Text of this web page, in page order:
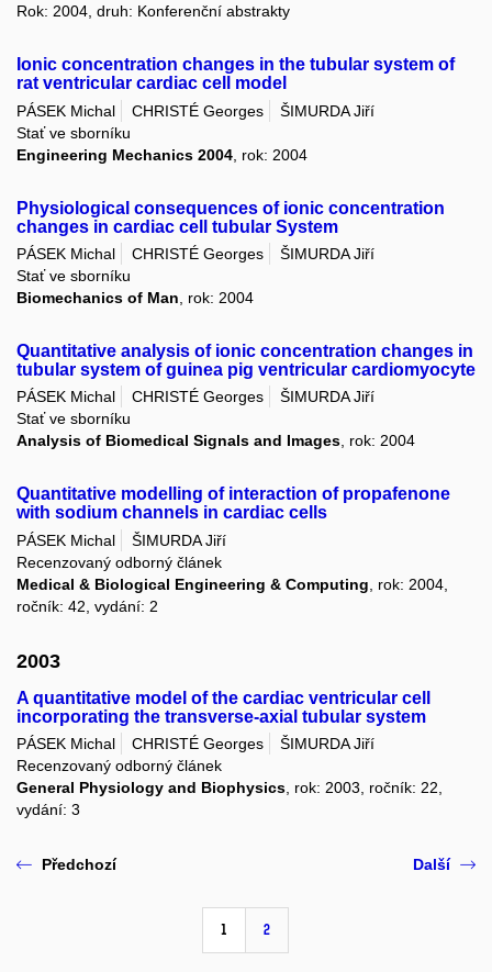
Rok: 2004, druh: Konferenční abstrakty
Ionic concentration changes in the tubular system of
rat ventricular cardiac cell model
PÁSEK Michal CHRISTÉ Georges
ŠIMURDA Jiří
Stať ve sborníku
Engineering Mechanics 2004 , rok: 2004
Physiological consequences of ionic concentration
changes in cardiac cell tubular System
PÁSEK Michal CHRISTÉ Georges
ŠIMURDA Jiří
Stať ve sborníku
Biomechanics of Man , rok: 2004
Quantitative analysis of ionic concentration changes in
tubular system of guinea pig ventricular cardiomyocyte
PÁSEK Michal CHRISTÉ Georges
ŠIMURDA Jiří
Stať ve sborníku
Analysis of Biomedical Signals and Images, rok: 2004
Quantitative modelling of interaction of propafenone
with sodium channels in cardiac cells
PÁSEK Michal
ŠIMURDA Jiří
Recenzovaný odborný článek
Medical & Biological Engineering & Computing , rok: 2004,
ročník: 42, vydání: 2
2003
A quantitative model of the cardiac ventricular cell
incorporating the transverse-axial tubular system
PÁSEK Michal CHRISTÉ Georges
ŠIMURDA Jiří
Recenzovaný odborný článek
General Physiology and Biophysics , rok: 2003, ročník: 22,
vydání: 3
Předchozí
1 2
Další